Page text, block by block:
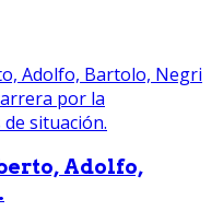
Adolfo,